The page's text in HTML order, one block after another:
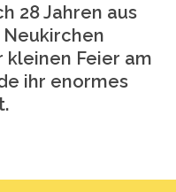
28 Jahren aus
kleinen Feier am
ihr enormes